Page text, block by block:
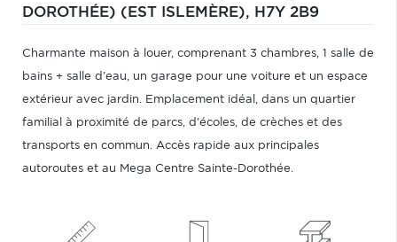
DOROTHÉE) (EST ISLEMÈRE), H7Y 2B9
Charmante maison à louer, comprenant 3 chambres, 1 salle de
bains + salle d'eau, un garage pour une voiture et un espace
extérieur avec jardin. Emplacement idéal, dans un quartier
familial à proximité de parcs, d'écoles, de crèches et des
transports en commun. Accès rapide aux principales
autoroutes et au Mega Centre Sainte-Dorothée.